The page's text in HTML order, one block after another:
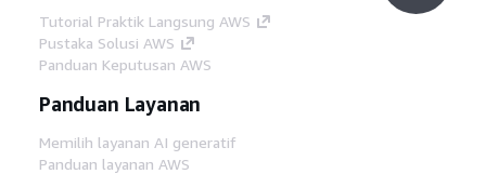
Tutorial Praktik Langsung AWS
Pustaka Solusi AWS
Panduan Keputusan AWS
Panduan Layanan
Memilih layanan AI generatif
Panduan layanan AWS